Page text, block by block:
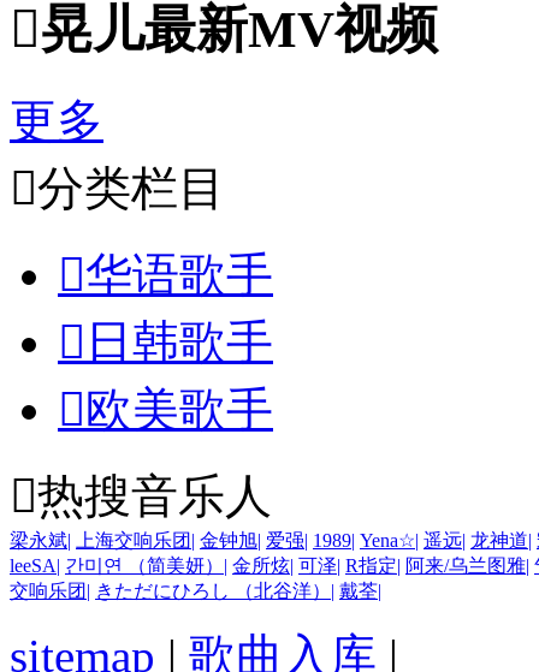
晃儿最新MV视频
更多
分类栏目
华语歌手
 日韩歌手
欧美歌手
热搜音乐人
梁永斌| 上海交响乐团 | 金钟旭| 爱强| 1989| Yena☆| 遥远| 龙神道|
leeSA| 간미연 （简美妍） | 金所炫| 可泽| R指定| 阿来/乌兰图雅|
交响乐团 | きただにひろし （北谷洋） | 戴荃|
sitemap | 歌曲入库 |